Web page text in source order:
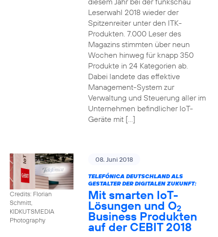
Leserwahl 2018 wieder der
Spitzenreiter unter den ITK-
Produkten. 7.000 Leser des
Magazins stimmten über neun
Wochen hinweg für knapp 350
Produkte in 24 Kategorien ab.
Dabei landete das effektive
Management-System zur
Verwaltung und Steuerung aller im
Unternehmen befindlicher IoT-
Geräte mit […]
Credits: Florian
Schmitt,
KIDKUTSMEDIA
Photography
08. Juni 2018
TELEFÓNICA DEUTSCHLAND ALS
GESTALTER DER DIGITALEN ZUKUNFT:
Mit smarten IoT-
Lösungen und O2
Business Produkten
auf der CEBIT 2018